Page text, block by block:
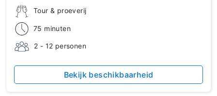
Tour & proeverij
75 minuten
2 - 12 personen
Bekijk beschikbaarheid